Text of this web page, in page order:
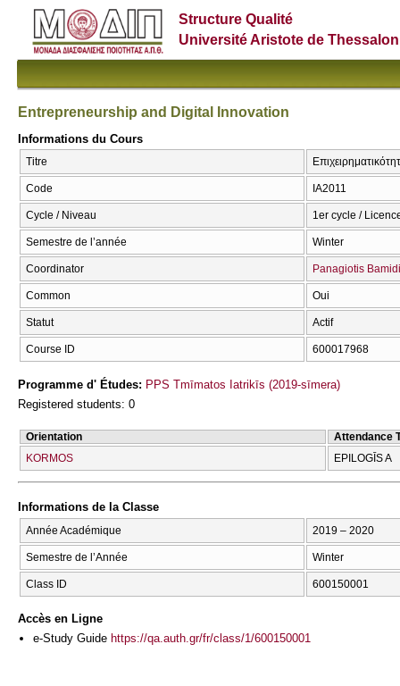
Structure Qualité
Université Aristote de
Entrepreneurship and Digital Innovation
Informations du Cours
Titre
Code ΙΑ2011
Cycle / Niveau 1er cycle /
Semestre de l’année Winter
Coordinator Panagiotis
Common Oui
Statut Actif
Course ID 600017968
Programme d' Études: PPS Tmīmatos Iatrikīs (2019-sīmera)
Registered students: 0
Orientation
Attendance
KORMOS
EPILOGĪS A
Informations de la Classe
Année Académique 2019 – 2020
Semestre de l’Année Winter
Class ID 600150001
Accès en Ligne
e-Study Guide https://qa.auth.gr/fr/class/1/600150001